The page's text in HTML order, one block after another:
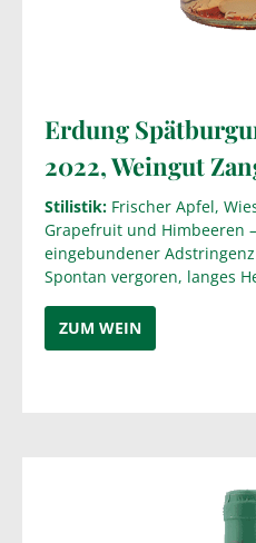
Erdung
2022, Weingut
Stilistik: Frischer Apfel,
Grapefruit und Himbeeren
eingebundener
Spontan vergoren, langes
ZUM WEIN